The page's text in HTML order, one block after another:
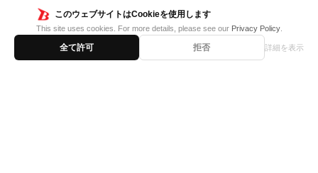
このウェブサイトはCookieを使用します
This site uses cookies. For more details, please see our Privacy Policy.
全て許可 拒否 詳細を表示